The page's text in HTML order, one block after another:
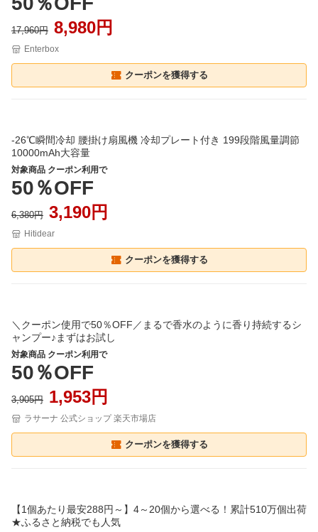
17,960円 8,980円
Enterbox
クーポンを獲得する
-26℃瞬間冷却 腰掛け扇風機 冷却プレート付き 199段階風量調節
10000mAh大容量
対象商品 クーポン利用で
50％OFF
6,380円 3,190円
Hitidear
クーポンを獲得する
＼クーポン使用で50％OFF／まるで香水のように香り持続するシ
ャンプー♪まずはお試し
対象商品 クーポン利用で
50％OFF
3,905円 1,953円
ラサーナ 公式ショップ 楽天市場店
クーポンを獲得する
【1個あたり最安288円～】4～20個から選べる！累計510万個出荷
★ふるさと納税でも人気